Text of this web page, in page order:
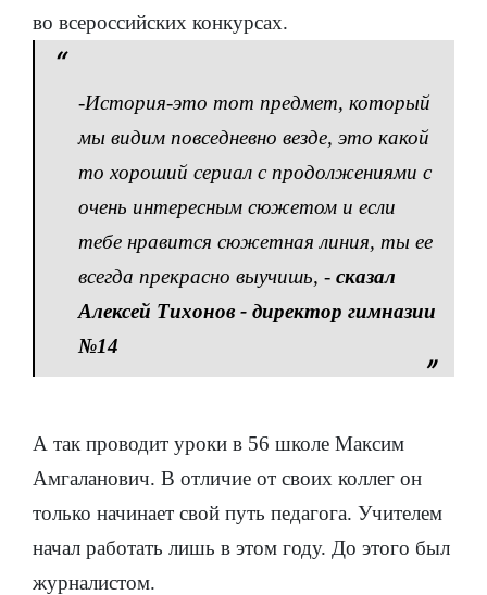
во всероссийских конкурсах.
-История-это тот предмет, который
мы видим повседневно везде, это какой
то хороший сериал с продолжениями с
очень интересным сюжетом и если
тебе нравится сюжетная линия, ты ее
всегда прекрасно выучишь, - сказал
Алексей Тихонов - директор гимназии
№14
А так проводит уроки в 56 школе Максим
Амгаланович. В отличие от своих коллег он
только начинает свой путь педагога. Учителем
начал работать лишь в этом году. До этого был
журналистом.